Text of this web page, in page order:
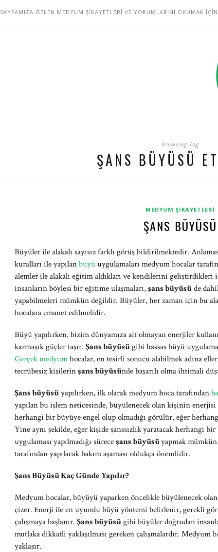
SAYFAMIZA GELEN MEDYUM ŞİKAYETLERİ VE YORUMLARINI OKUMAK
Browsing Tag
ŞANS BÜYÜSÜ
MEDYUM ŞIKAYETLERI
ŞANS BÜYÜSÜ
Büyüler ile alakalı sayısız farklı görüş bildirilmektedir.
kuralları ile yapılanbüyüuygulamaları medyum hocalar
alemler ile alakalı eğitim aldıkları ve kendilerini
insanların böylesi bir eğitime ulaşmaları,şans büyüsüde
yapabilmeleri mümkün değildir. Büyüler, her zaman için bu
hocalara emanet edilmelidir.
Büyü yapılırken, bizim dünyamıza ait olmayan enerjiler
karmaşık güçler taşır. Şans büyüsügibi hassas büyü
Gerçek medyumhocalar, en tesirli sonucu alabilmek adına
tecrübesiz kişilerinşans büyüsünde başarılı olma ihtimali
Şans büyüsüyapılırken, ilk olarak medyum hoca tarafından
yapılan bu işlem neticesinde, büyülenecek olan kişinin
herhangi bir büyüye engel olup olmadığı görülür, eğer
Yine aynı şekilde, eğer kişide şanssızlık yaratacak herhangi
uygulaması yapılmadığı süreceşans büyüsüyapmak
tarafından yapılacak bakım aşaması oldukça önemlidir.
Şans Büyüsü Kaç Günde Yapılır?
Medyum hocalar, büyüyü yaparken öncelikle büyülenecek
çizer. Enerji ile en uyumlu büyü yöntemi belirlenir, gerekli
çalışmaya başlanır. Şans büyüsügibi büyüler doğrudan
mutlaka dikkatli yaklaşılması gereken çalışmalardır. Medyum
yaklaşır.